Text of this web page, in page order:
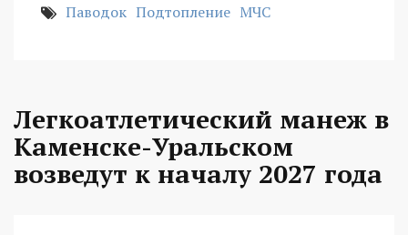
Паводок Подтопление МЧС
Легкоатлетический манеж в
Каменске-Уральском
возведут к началу 2027 года